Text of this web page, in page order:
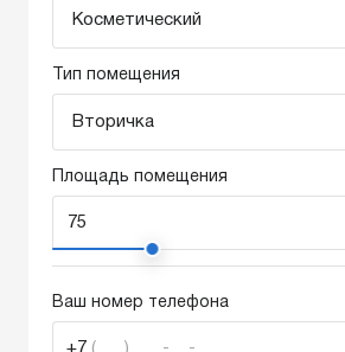
Тип помещения
Площадь помещения
Ваш номер телефона
+7 (___) ___-__-__